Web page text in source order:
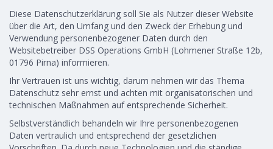
Diese Datenschutzerklärung soll Sie als Nutzer dieser Website
über die Art, den Umfang und den Zweck der Erhebung und
Verwendung personenbezogener Daten durch den
Websitebetreiber DSS Operations GmbH (Lohmener Straße 12b,
01796 Pirna) informieren.
Ihr Vertrauen ist uns wichtig, darum nehmen wir das Thema
Datenschutz sehr ernst und achten mit organisatorischen und
technischen Maßnahmen auf entsprechende Sicherheit.
Selbstverständlich behandeln wir Ihre personenbezogenen
Daten vertraulich und entsprechend der gesetzlichen